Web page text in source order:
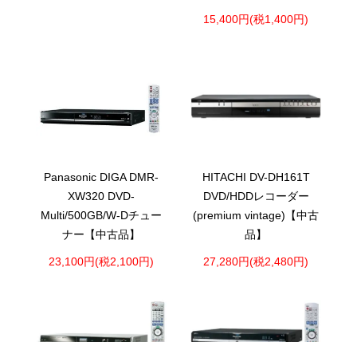
15,400円(税1,400円)
Panasonic DIGA DMR-
XW320 DVD-
Multi/500GB/W-Dチュー
ナー【中古品】
23,100円(税2,100円)
HITACHI DV-DH161T
DVD/HDDレコーダー
(premium vintage)【中古
品】
27,280円(税2,480円)